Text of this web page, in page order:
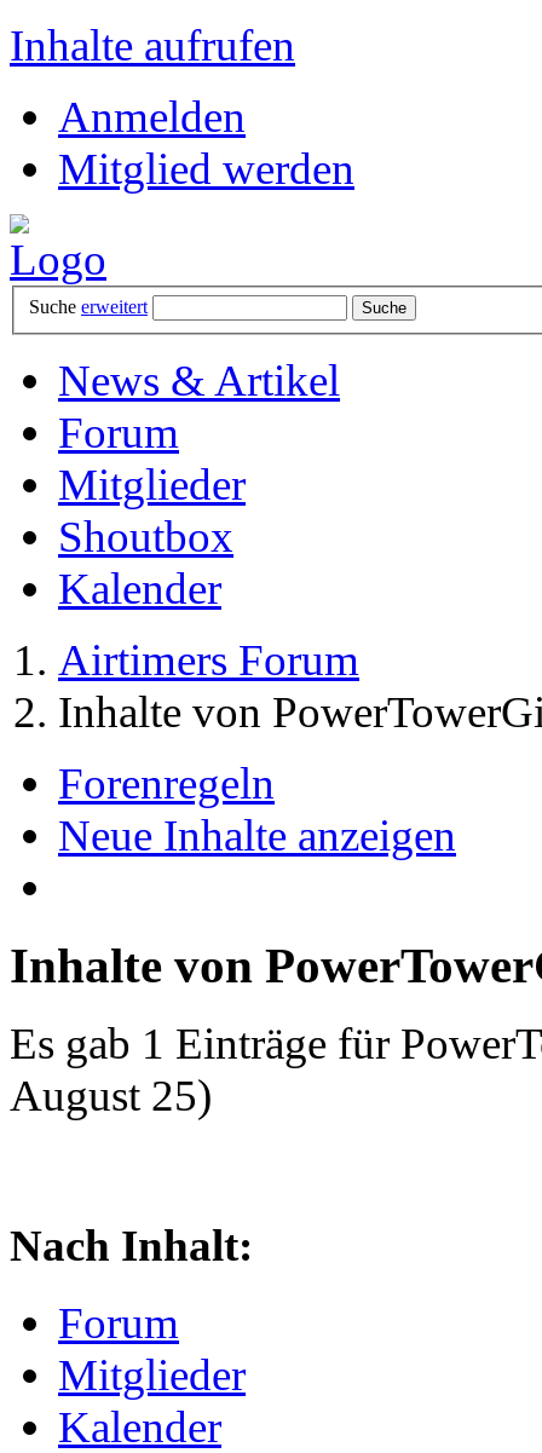
Inhalte aufrufen
Anmelden
Mitglied werden
Suche erweitert
News & Artikel
Forum
Mitglieder
Shoutbox
Kalender
Airtimers Forum
Inhalte von
Forenregeln
Neue Inhalte anzeigen
Inhalte von
Es gab 1 Einträge für
August 25)
Nach Inhalt:
Forum
Mitglieder
Kalender